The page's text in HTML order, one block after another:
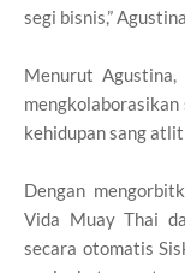
segi bisnis,”
Menurut
mengkolaborasikan
kehidupan sang
Dengan
Vida Muay Thai
secara otomatis